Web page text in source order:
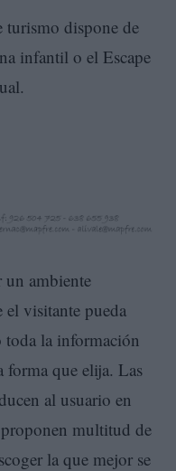
dispone de
infantil o el Escape
un ambiente
visitante pueda
toda la información
forma que elija. Las
al usuario en
proponen multitud de
la que mejor se